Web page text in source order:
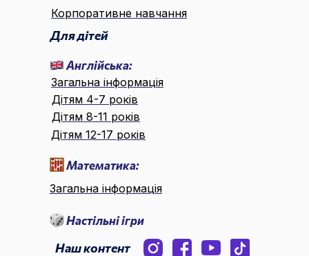
Для дітей
Англійська:
Математика:
Настільні ігри
Наш контент
Корпоративне навчання
Загальна інформація
Дітям 4-7 років
Дітям 8-11 років
Дітям 12-17 років
Загальна інформація